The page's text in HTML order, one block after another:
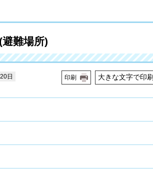
難場所)
日 印刷 大きな文字で印刷